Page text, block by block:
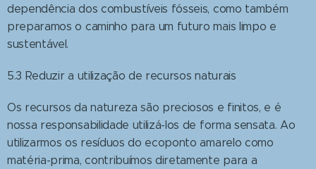
dependência dos combustíveis fósseis, como também
preparamos o caminho para um futuro mais limpo e
sustentável.
5.3 Reduzir a utilização de recursos naturais
Os recursos da natureza são preciosos e finitos, e é
nossa responsabilidade utilizá-los de forma sensata. Ao
utilizarmos os resíduos do ecoponto amarelo como
matéria-prima, contribuímos diretamente para a